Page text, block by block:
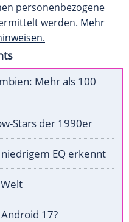
personenbezogene
werden. Mehr
Mehr als 100
Stars der 1990er
EQ erkennt
17?